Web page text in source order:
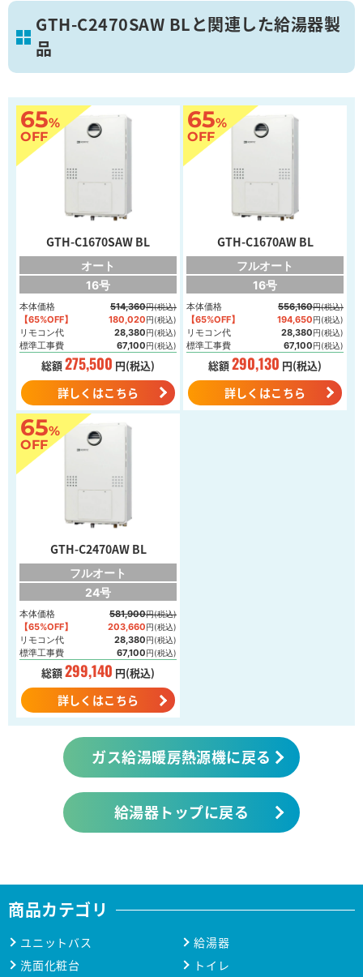
葛飾区
画像を拡大
GTH-C2470SAW BLと関連した給湯器製
品
65%
OFF
GTH-C1670SAW BL
オート
16号
本体価格 514,360円(税込)
【65%OFF】 180,020円(税込)
リモコン代 28,380円(税込)
標準工事費 67,100円(税込)
総額275,500 円(税込)
詳しくはこちら
65%
OFF
GTH-C1670AW BL
フルオート
16号
本体価格 556,160円(税込)
【65%OFF】 194,650円(税込)
リモコン代 28,380円(税込)
標準工事費 67,100円(税込)
総額290,130 円(税込)
詳しくはこちら
65%
OFF
GTH-C2470AW BL
フルオート
24号
本体価格 581,900円(税込)
【65%OFF】 203,660円(税込)
リモコン代 28,380円(税込)
標準工事費 67,100円(税込)
総額299,140 円(税込)
詳しくはこちら
ガス給湯暖房熱源機に戻る
給湯器トップに戻る
商品カテゴリ
ユニットバス
給湯器
洗面化粧台
トイレ